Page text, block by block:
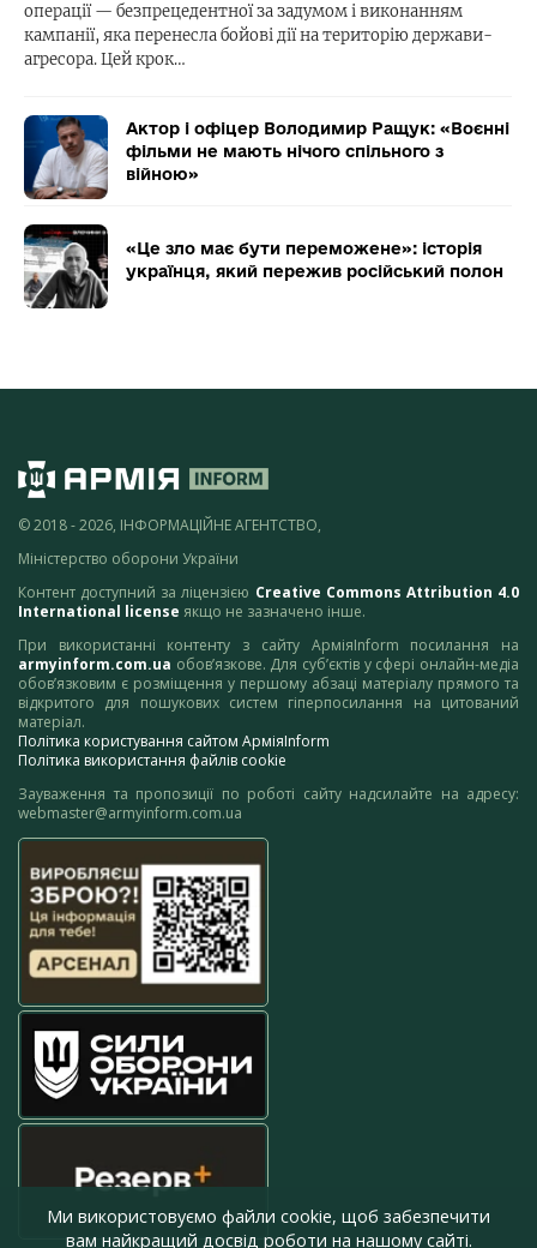
операції — безпрецедентної за задумом і виконанням
кампанії, яка перенесла бойові дії на територію держави-
агресора. Цей крок…
Актор і офіцер Володимир Ращук: «Воєнні
фільми не мають нічого спільного з
війною»
«Це зло має бути переможене»: історія
українця, який пережив російський полон
© 2018 - 2026, ІНФОРМАЦІЙНЕ АГЕНТСТВО,
Міністерство оборони України
Контент доступний за ліцензією Creative Commons Attribution 4.0
International license якщо не зазначено інше.
При використанні контенту з сайту АрміяInform посилання на
armyinform.com.ua обов’язкове. Для суб’єктів у сфері онлайн-медіа
обов’язковим є розміщення у першому абзаці матеріалу прямого та
відкритого для пошукових систем гіперпосилання на цитований
матеріал.
Політика користування сайтом АрміяInform
Політика використання файлів cookie
Зауваження та пропозиції по роботі сайту надсилайте на адресу:
webmaster@armyinform.com.ua
Ми використовуємо файли cookie, щоб забезпечити
вам найкращий досвід роботи на нашому сайті.